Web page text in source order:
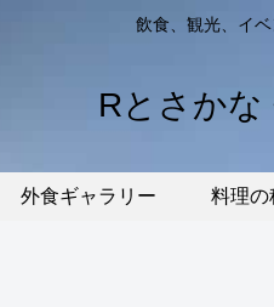
飲食、観光、イ
Rとさかな
外食ギャラリー 料理の